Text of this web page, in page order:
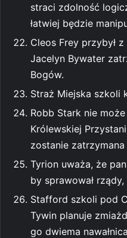
straci zdolność
łatwiej będzie
Cleos Frey przybył
Jacelyn Bywater
Bogów.
Straż Miejska szkoli
Robb Stark nie
Królewskiej
zostanie
Tyrion uważa, że
by sprawował
Stafford szkoli pod
Tywin planuje
go dwiema